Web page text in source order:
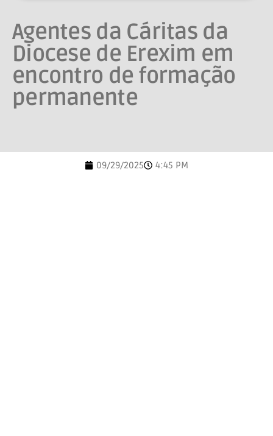
Agentes da Cáritas da
Diocese de Erexim em
encontro de formação
permanente
09/29/2025 4:45 PM